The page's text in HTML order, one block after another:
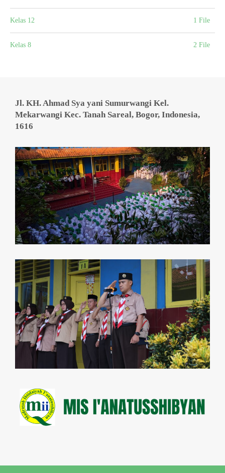
Kelas 12 1 File
Kelas 8 2 File
Jl. KH. Ahmad Sya yani Sumurwangi Kel.
Mekarwangi Kec. Tanah Sareal, Bogor, Indonesia,
1616